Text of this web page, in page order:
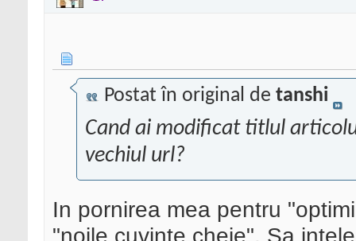
Postat în original de tanshi
Cand ai modificat titlul
vechiul url?
In pornirea mea pentru
"noile cuvinte cheie". Sa